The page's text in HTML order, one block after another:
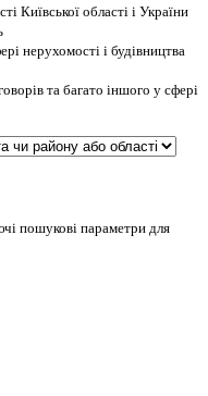
Київської області і України
нерухомості і будівництва
та багато іншого у сфері
пошукові параметри для